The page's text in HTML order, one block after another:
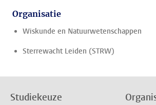
Organisatie
Wiskunde en Natuurwetenschappen
Sterrewacht Leiden (STRW)
Studiekeuze